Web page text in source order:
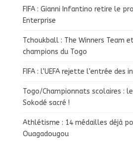
FIFA : Gianni Infantino retire le
Enterprise
Tchoukball : The Winners Team
champions du Togo
FIFA : l’UEFA rejette l’entrée des
Togo/Championnats scolaires :
Sokodé sacré !
Athlétisme : 14 médailles déjà
Ouagadougou